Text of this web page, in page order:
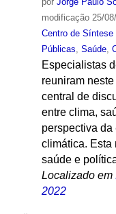
modificação25/
Centro de Síntese
Públicas Saúde,
Especialistas
reuniram
central de
entre clima,
perspectiva
climática. Esta
saúde e
Localizado em
2022